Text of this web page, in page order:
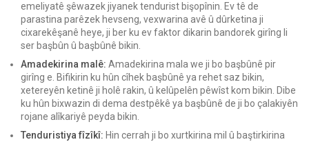
emeliyatê şêwazek jiyanek tendurist bişopînin. Ev tê de
parastina parêzek hevseng, vexwarina avê û dûrketina ji
cixarekêşanê heye, ji ber ku ev faktor dikarin bandorek girîng li
ser başbûn û başbûnê bikin.
Amadekirina malê: Amadekirina mala we ji bo başbûnê pir
girîng e. Bifikirin ku hûn cîhek başbûnê ya rehet saz bikin,
xetereyên ketinê ji holê rakin, û kelûpelên pêwîst kom bikin. Dibe
ku hûn bixwazin di dema destpêkê ya başbûnê de ji bo çalakiyên
rojane alîkariyê peyda bikin.
Tenduristiya fîzîkî: Hin cerrah ji bo xurtkirina mil û baştirkirina